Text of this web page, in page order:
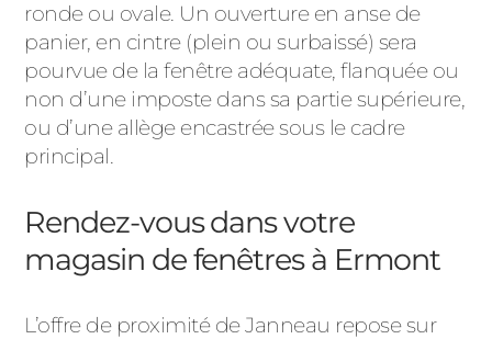
ronde ou ovale. Un ouverture en anse de
panier, en cintre (plein ou surbaissé) sera
pourvue de la fenêtre adéquate, flanquée ou
non d’une imposte dans sa partie supérieure,
ou d’une allège encastrée sous le cadre
principal.
Rendez-vous dans votre
magasin de fenêtres à Ermont
L’offre de proximité de Janneau repose sur